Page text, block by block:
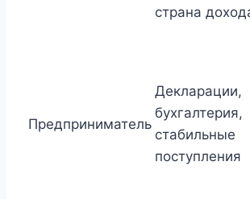
страна
Предприниматель
Декларации,
бухгалтерия,
стабильные
поступления